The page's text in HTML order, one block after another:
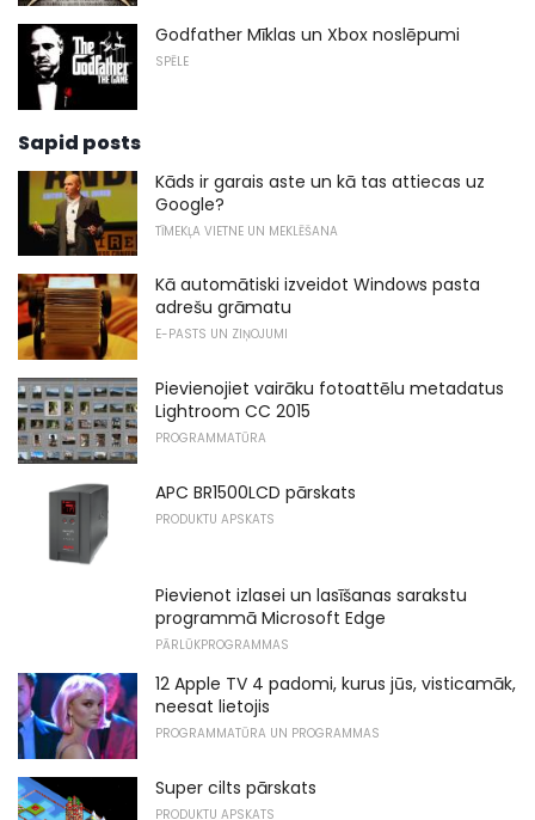
Godfather Mīklas un Xbox noslēpumi
SPĒLE
Sapid posts
Kāds ir garais aste un kā tas attiecas uz
Google?
TĪMEKĻA VIETNE UN MEKLĒŠANA
Kā automātiski izveidot Windows pasta
adrešu grāmatu
E-PASTS UN ZIŅOJUMI
Pievienojiet vairāku fotoattēlu metadatus
Lightroom CC 2015
PROGRAMMATŪRA
APC BR1500LCD pārskats
PRODUKTU APSKATS
Pievienot izlasei un lasīšanas sarakstu
programmā Microsoft Edge
PĀRLŪKPROGRAMMAS
12 Apple TV 4 padomi, kurus jūs, visticamāk,
neesat lietojis
PROGRAMMATŪRA UN PROGRAMMAS
Super cilts pārskats
PRODUKTU APSKATS